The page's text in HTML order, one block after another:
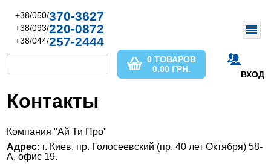
+38/050/370-3627
+38/093/220-0872
+38/044/257-2444
ВХОД
0 ТОВАРОВ
0.00 ГРН.
Контакты
Компания "Ай Ти Про"
Адрес: г. Киев, пр. Голосеевский (пр. 40 лет Октября) 58-
А, офис 19.